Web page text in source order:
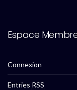
Espace
Connexion
Entries RSS